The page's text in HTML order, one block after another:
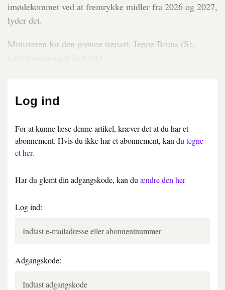
imødekommet ved at fremrykke midler fra 2026 og 2027,
lyder det.
Ministeren for den grønne trepart, Jeppe Bruus (S),
Log ind
For at kunne læse denne artikel, kræver det at du har et
abonnement. Hvis du ikke har et abonnement, kan du tegne
et her.
Har du glemt din adgangskode, kan du ændre den her
Log ind:
Adgangskode: